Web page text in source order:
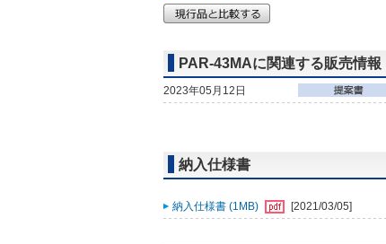
PAR-43MAに関連する販売情報
2023年05月12日
納入仕様書
納入仕様書 (1MB) [2021/03/05]